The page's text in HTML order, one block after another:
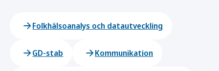
Folkhälsoanalys och datautveckling
GD-stab Kommunikation